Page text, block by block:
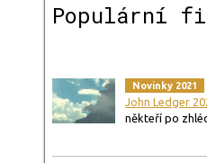
Populární
Novinky 2021
John Ledger
někteří po